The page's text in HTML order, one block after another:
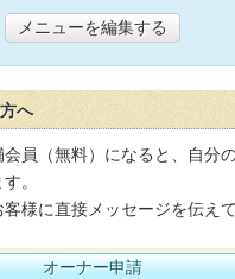
メニューを編集する
へ
員（無料）になると、自分
。
様に直接メッセージを伝え
オーナー申請